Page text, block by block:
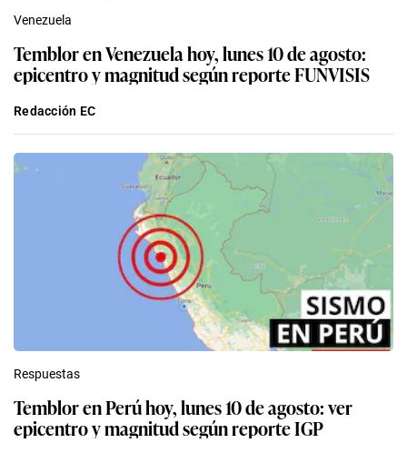
Venezuela
Temblor en Venezuela hoy, lunes 10 de agosto:
epicentro y magnitud según reporte FUNVISIS
Redacción EC
Respuestas
Temblor en Perú hoy, lunes 10 de agosto: ver
epicentro y magnitud según reporte IGP